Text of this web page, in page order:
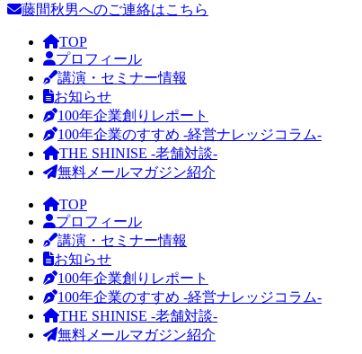
藤間秋男へのご連絡はこちら
TOP
プロフィール
講演・セミナー情報
お知らせ
100年企業創りレポート
100年企業のすすめ -経営ナレッジコラム-
THE SHINISE -老舗対談-
無料メールマガジン紹介
TOP
プロフィール
講演・セミナー情報
お知らせ
100年企業創りレポート
100年企業のすすめ -経営ナレッジコラム-
THE SHINISE -老舗対談-
無料メールマガジン紹介